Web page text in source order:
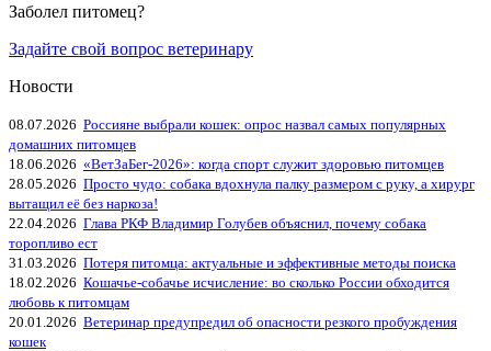
Заболел питомец?
Задайте свой вопрос ветеринару
Новости
08.07.2026 Россияне выбрали кошек: опрос назвал самых популярных
домашних питомцев
18.06.2026 «ВетЗаБег‑2026»: когда спорт служит здоровью питомцев
28.05.2026 Просто чудо: собака вдохнула палку размером с руку, а хирург
вытащил её без наркоза!
22.04.2026 Глава РКФ Владимир Голубев объяснил, почему собака
торопливо ест
31.03.2026 Потеря питомца: актуальные и эффективные методы поиска
18.02.2026 Кошачье-собачье исчисление: во сколько России обходится
любовь к питомцам
20.01.2026 Ветеринар предупредил об опасности резкого пробуждения
кошек